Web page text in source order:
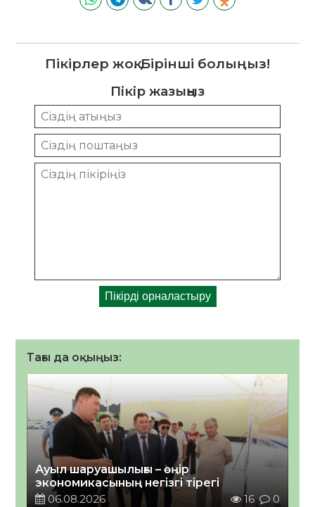
Пікірлер жоқ. Бірінші болыңыз!
Пікір жазыңыз
Тағы да оқыңыз:
Ауыл шаруашылығы – өңір
экономикасының негізгі тірегі
06.08.2026
16 0